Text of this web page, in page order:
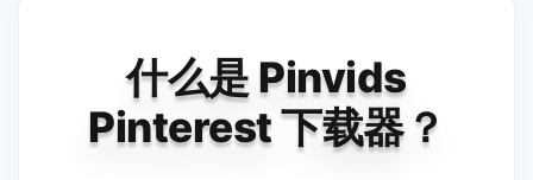
什么是 Pinvids
Pinterest 下载器？